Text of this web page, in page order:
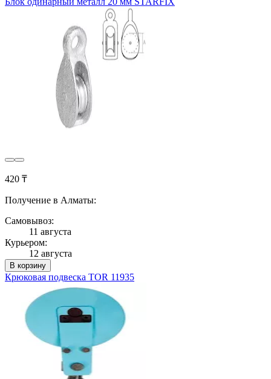
420 ₸
Получение в Алматы:
Самовывоз:
11 августа
Курьером:
12 августа
В корзину
Крюковая подвеска TOR 11935